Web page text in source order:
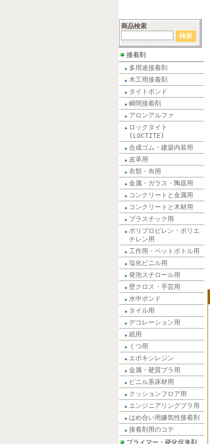
商品検索
接着剤
多用途接着剤
木工用接着剤
タイトボンド
瞬間接着剤
アロンアルファ
ロックタイト
(LOCTITE)
合成ゴム・建築内装用
皮革用
衣類・布用
金属・ガラス・陶器用
コンクリートと金属用
コンクリートと木材用
プラスチック用
ポリプロピレン・ポリエ
チレン用
工作用・ペットボトル用
塩化ビニル用
発泡スチロール用
壁クロス・手芸用
水中ボンド
タイル用
デコレーション用
紙用
くつ用
エポキシレジン
金属・硬質プラ用
ビニル系床材用
クッションフロア用
エンジニアリングプラ用
はめ合い用嫌気性接着剤
接着剤用のコテ
プライマー・硬化促進剤